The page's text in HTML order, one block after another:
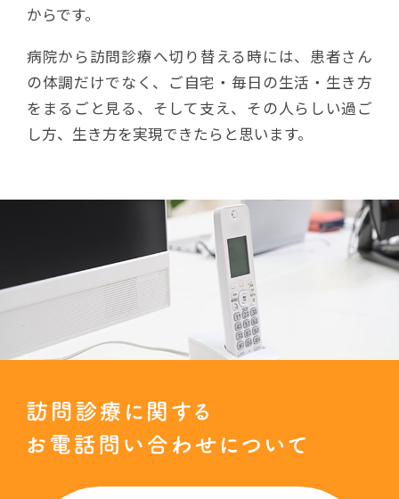
からです。
病院から訪問診療へ切り替える時には、患者さん
の体調だけでなく、ご自宅・毎日の生活・生き方
をまるごと見る、そして支え、その人らしい過ご
し方、生き方を実現できたらと思います。